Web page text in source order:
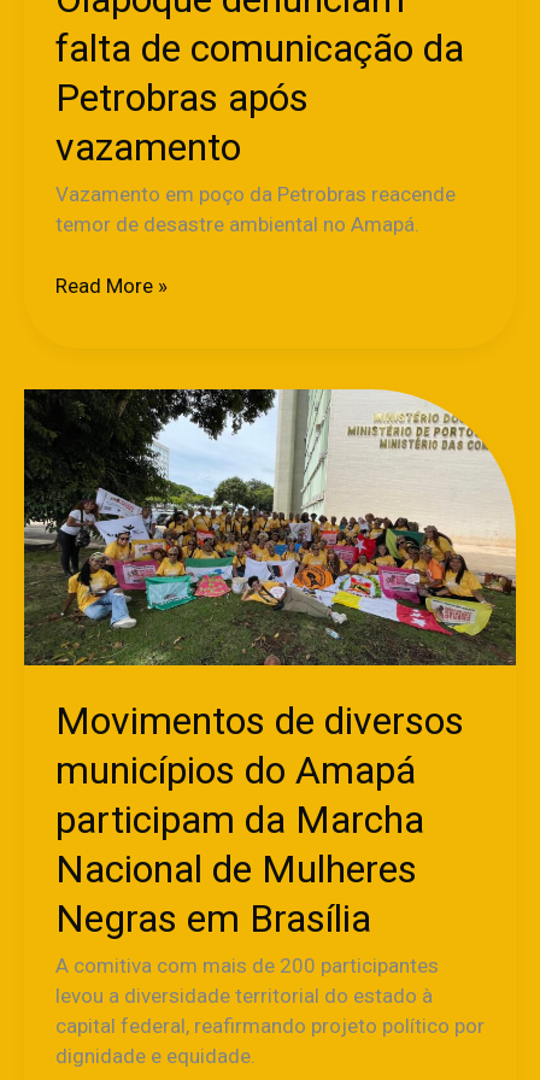
falta de comunicação da
Petrobras após
vazamento
Vazamento em poço da Petrobras reacende
temor de desastre ambiental no Amapá.
Read More »
Movimentos de diversos
municípios do Amapá
participam da Marcha
Nacional de Mulheres
Negras em Brasília
A comitiva com mais de 200 participantes
levou a diversidade territorial do estado à
capital federal, reafirmando projeto político por
dignidade e equidade.
Movimentos
de
diversos
municípios
do
Amapá
participam
da
Marcha
Nacional
de
Mulheres
Negras
Brasília